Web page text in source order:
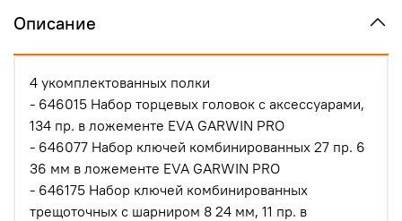
Описание
4 укомплектованных полки
- 646015 Набор торцевых головок с аксессуарами,
134 пр. в ложементе EVA GARWIN PRO
- 646077 Набор ключей комбинированных 27 пр. 6
36 мм в ложементе EVA GARWIN PRO
- 646175 Набор ключей комбинированных
трещоточных с шарниром 8 24 мм, 11 пр. в